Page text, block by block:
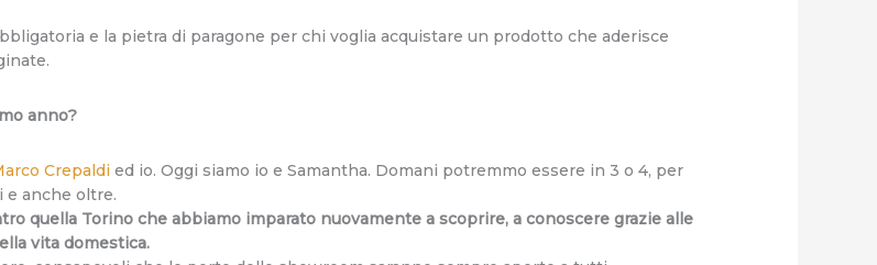
e la pietra di paragone per chi voglia acquistare un prodotto che aderisce
anno?
Crepaldi ed io. Oggi siamo io e Samantha. Domani potremmo essere in 3 o 4, per
anche oltre.
quella Torino che abbiamo imparato nuovamente a scoprire, a conoscere grazie alle
vita domestica.